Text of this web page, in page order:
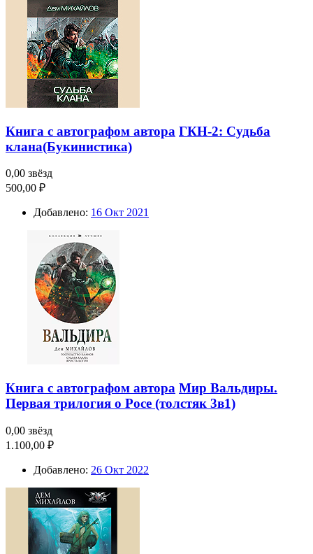
Книга с автографом автора ГКН-2: Судьба
клана(Букинистика)
0,00 звёзд
500,00 ₽
Добавлено: 16 Окт 2021
Книга с автографом автора Мир Вальдиры.
Первая трилогия о Росе (толстяк 3в1)
0,00 звёзд
1.100,00 ₽
Добавлено: 26 Окт 2022